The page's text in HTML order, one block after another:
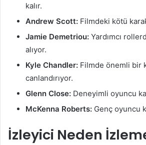
kalır.
Andrew Scott: Filmdeki kötü
Jamie Demetriou: Yardımcı
alıyor.
Kyle Chandler: Filmde önemli bir
canlandırıyor.
Glenn Close: Deneyimli oyuncu
McKenna Roberts: Genç oyuncu
İzleyici Neden